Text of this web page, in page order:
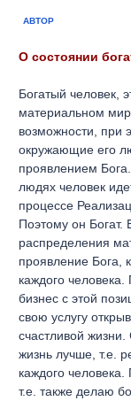
АВТОР
О состоянии
Богатый человек,
материальном
возможности, при
окружающие его
проявлением
людях человек
процессе
Поэтому он Богат.
распределения
проявление Бога,
каждого
бизнес с этой
свою услугу
счастливой
жизнь лучше, т.е.
каждого
т.е. также делаю